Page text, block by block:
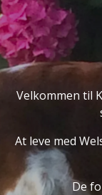
Velkommen til
At leve med
De